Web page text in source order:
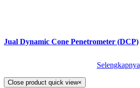
Jual Dynamic Cone Penetrometer (DCP)
Selengkapnya
Close product quick view×